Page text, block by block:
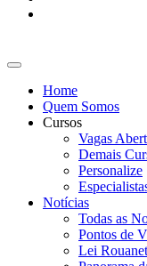
Home
Quem Somos
Cursos
Vagas
Demais
Personalize
Notícias
Todas as
Pontos de
Lei Rouanet